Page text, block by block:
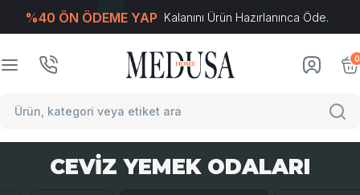
%40 ÖN ÖDEME YAP Kalanını Ürün Hazırlanınca Öde.
0
CEVIZ YEMEK ODALARI
T-Soft E-Ticaret Sistemleriyle Hazırlanmıştır.